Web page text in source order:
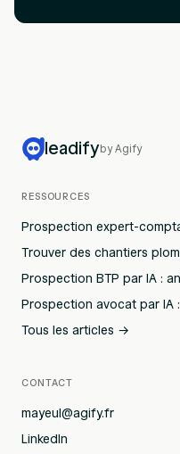
leadifyby Agify
RESSOURCES
Prospection expert-
Trouver des chantiers
Prospection BTP par IA :
Prospection avocat par IA
Tous les articles →
CONTACT
mayeul@agify.fr
LinkedIn